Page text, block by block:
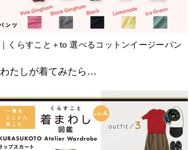
くらすこと＋to 選べるコットンイージーパン
たしが着てみたら…